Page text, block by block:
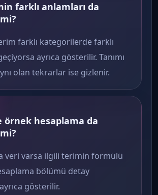
farklı anlamları da
farklı kategorilerde farklı
ayrıca gösterilir. Tanımı
olan tekrarlar ise gizlenir.
örnek hesaplama da
veri varsa ilgili terimin formülü
bölümü detay
gösterilir.